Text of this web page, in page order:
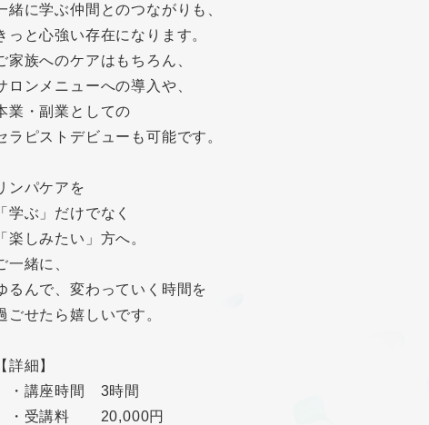
緒に学ぶ仲間とのつながりも、
っと心強い存在になります。
家族へのケアはもちろん、
ロンメニューへの導入や、
業・副業としての
ラピストデビューも可能です。
ンパケアを
「学ぶ」だけでなく
「楽しみたい」方へ。
一緒に、
るんで、変わっていく時間を
ごせたら嬉しいです。
【詳細】
・講座時間 3時間
・受講料 20,000円